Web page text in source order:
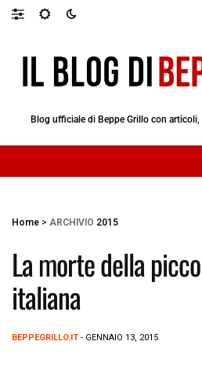
Blog ufficiale di Beppe Grillo con
Home > ARCHIVIO 2015
La morte della
italiana
BEPPEGRILLO.IT - GENNAIO 13, 2015